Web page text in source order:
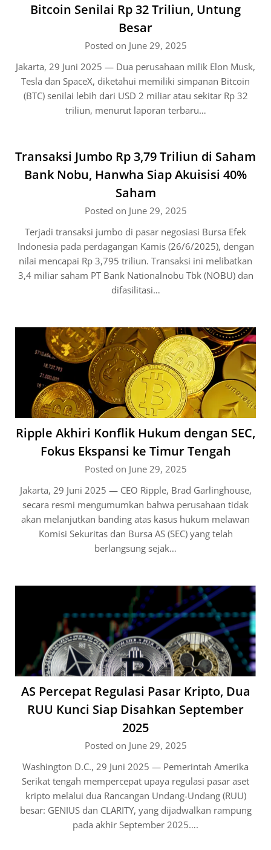
Bitcoin Senilai Rp 32 Triliun, Untung
Besar
Posted on June 29, 2025
Jakarta, 29 Juni 2025 — Dua perusahaan milik Elon Musk,
Tesla dan SpaceX, diketahui memiliki simpanan Bitcoin
(BTC) senilai lebih dari USD 2 miliar atau sekitar Rp 32
triliun, menurut laporan terbaru…
Transaksi Jumbo Rp 3,79 Triliun di Saham
Bank Nobu, Hanwha Siap Akuisisi 40%
Saham
Posted on June 29, 2025
Terjadi transaksi jumbo di pasar negosiasi Bursa Efek
Indonesia pada perdagangan Kamis (26/6/2025), dengan
nilai mencapai Rp 3,795 triliun. Transaksi ini melibatkan
3,4 miliar saham PT Bank Nationalnobu Tbk (NOBU) dan
difasilitasi…
Ripple Akhiri Konflik Hukum dengan SEC,
Fokus Ekspansi ke Timur Tengah
Posted on June 29, 2025
Jakarta, 29 Juni 2025 — CEO Ripple, Brad Garlinghouse,
secara resmi mengumumkan bahwa perusahaan tidak
akan melanjutkan banding atas kasus hukum melawan
Komisi Sekuritas dan Bursa AS (SEC) yang telah
berlangsung sejak…
AS Percepat Regulasi Pasar Kripto, Dua
RUU Kunci Siap Disahkan September
2025
Posted on June 29, 2025
Washington D.C., 29 Juni 2025 — Pemerintah Amerika
Serikat tengah mempercepat upaya regulasi pasar aset
kripto melalui dua Rancangan Undang-Undang (RUU)
besar: GENIUS dan CLARITY, yang dijadwalkan rampung
pada akhir September 2025….